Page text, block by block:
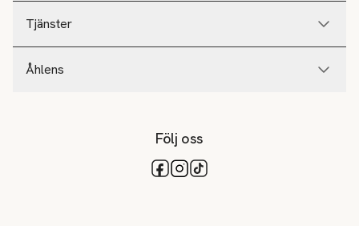
Tjänster
Åhlens
Följ oss